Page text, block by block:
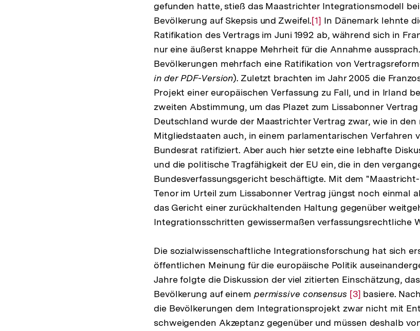
gefunden hatte, stieß das Maastrichter Integrationsmodell
Bevölkerung auf Skepsis und Zweifel.Zur
Auflösung
der
Fußnote
[1] In Dänemark lehnte
Ratifikation des Vertrags im Juni 1992 ab, während sich in
nur eine äußerst knappe Mehrheit für die Annahme
Bevölkerungen mehrfach eine Ratifikation von
in der PDF-Version). Zuletzt brachten im Jahr 2005 die
Projekt einer europäischen Verfassung zu Fall, und in Irland
zweiten Abstimmung, um das Plazet zum Lissabonner
Deutschland wurde der Maastrichter Vertrag zwar, wie in den
Mitgliedstaaten auch, in einem parlamentarischen Verfahren
Bundesrat ratifiziert. Aber auch hier setzte eine lebhafte
und die politische Tragfähigkeit der EU ein, die in den
Bundesverfassungsgericht beschäftigte. Mit dem
Tenor im Urteil zum Lissabonner Vertrag jüngst noch einmal
das Gericht einer zurückhaltenden Haltung gegenüber
Integrationsschritten gewissermaßen verfassungsrechtliche
Die sozialwissenschaftliche Integrationsforschung hat sich
öffentlichen Meinung für die europäische Politik
Jahre folgte die Diskussion der viel zitierten Einschätzung,
Bevölkerung auf einem permissive consensus Zur
Auflösung
der
[3] basiere.
die Bevölkerungen dem Integrationsprojekt zwar nicht mit
schweigenden Akzeptanz gegenüber und müssen deshalb